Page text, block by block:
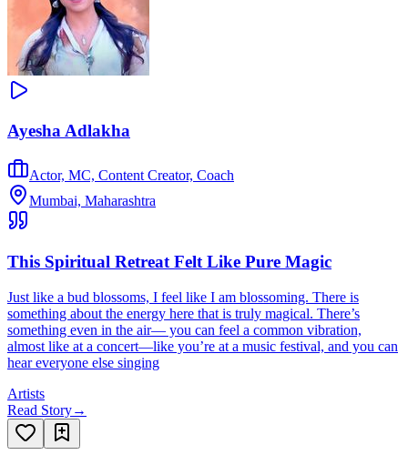
Ayesha Adlakha
Actor, MC, Content Creator, Coach
Mumbai, Maharashtra
This Spiritual Retreat Felt Like Pure Magic
Just like a bud blossoms, I feel like I am blossoming. There is
something about the energy here that is truly magical. There’s
something even in the air— you can feel a common vibration,
almost like at a concert—like you’re at a music festival, and you can
hear everyone else singing
Artists
Read Story→